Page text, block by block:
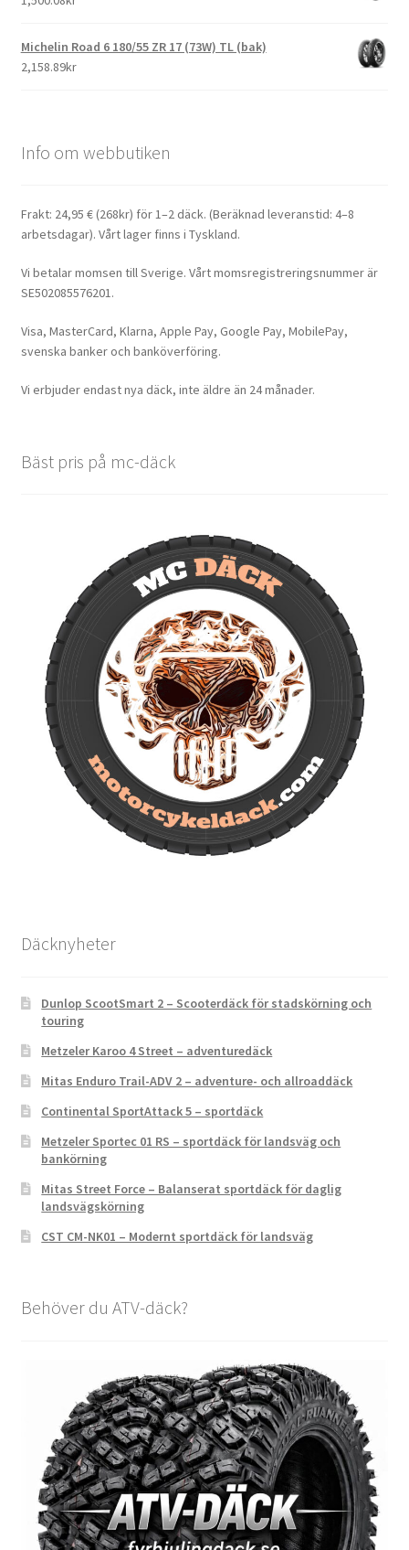
Michelin Road 6 180/55 ZR 17 (73W) TL (bak)
2,158.89kr
Info om webbutiken
Frakt: 24,95 € (268kr) för 1–2 däck. (Beräknad leveranstid: 4–8
arbetsdagar). Vårt lager finns i Tyskland.
Vi betalar momsen till Sverige. Vårt momsregistreringsnummer är
SE502085576201.
Visa, MasterCard, Klarna, Apple Pay, Google Pay, MobilePay,
svenska banker och banköverföring.
Vi erbjuder endast nya däck, inte äldre än 24 månader.
Bäst pris på mc-däck
Däcknyheter
Dunlop ScootSmart 2 – Scooterdäck för stadskörning och
touring
Metzeler Karoo 4 Street – adventuredäck
Mitas Enduro Trail-ADV 2 – adventure- och allroaddäck
Continental SportAttack 5 – sportdäck
Metzeler Sportec 01 RS – sportdäck för landsväg och
bankörning
Mitas Street Force – Balanserat sportdäck för daglig
landsvägskörning
CST CM-NK01 – Modernt sportdäck för landsväg
Behöver du ATV-däck?